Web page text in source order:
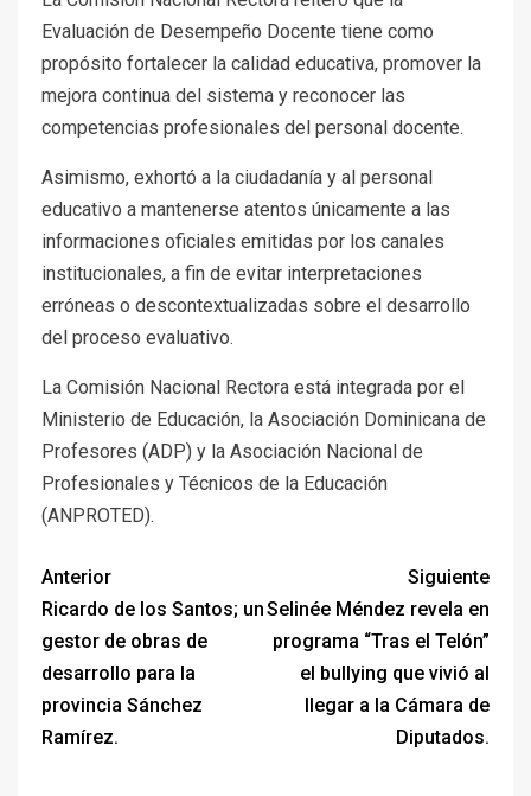
Evaluación de Desempeño Docente tiene como
propósito fortalecer la calidad educativa, promover la
mejora continua del sistema y reconocer las
competencias profesionales del personal docente.
Asimismo, exhortó a la ciudadanía y al personal
educativo a mantenerse atentos únicamente a las
informaciones oficiales emitidas por los canales
institucionales, a fin de evitar interpretaciones
erróneas o descontextualizadas sobre el desarrollo
del proceso evaluativo.
La Comisión Nacional Rectora está integrada por el
Ministerio de Educación, la Asociación Dominicana de
Profesores (ADP) y la Asociación Nacional de
Profesionales y Técnicos de la Educación
(ANPROTED).
Anterior
Ricardo de los Santos; un
gestor de obras de
desarrollo para la
provincia Sánchez
Ramírez.
Siguiente
Selinée Méndez revela en
programa “Tras el Telón”
el bullying que vivió al
llegar a la Cámara de
Diputados.